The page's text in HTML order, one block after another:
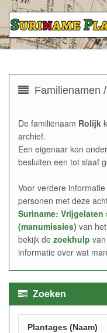
Familienamen
De familienaam Rolijk
archief.
Een eigenaar kon
besluiten een tot slaaf
Voor verdere
personen met deze
Suriname:
(manumissies) van
bekijk de zoekhulp
informatie over wat
Zoeken
Plantages (Naam)